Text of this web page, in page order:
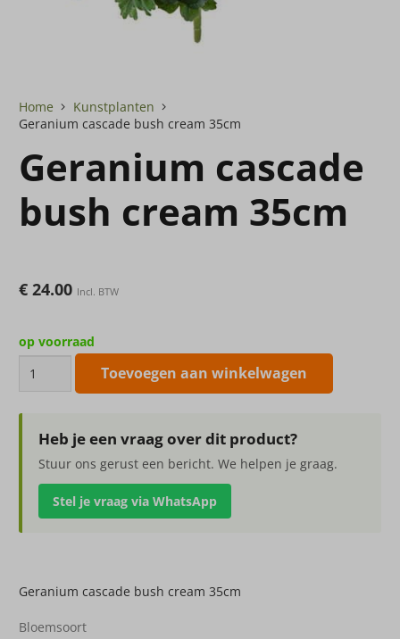
Home
Kunstplanten
Geranium cascade bush cream 35cm
Geranium cascade
bush cream 35cm
€ 24.00 Incl. BTW
op voorraad
bush
cream
35cm
aantal
Toevoegen aan winkelwagen
Heb je een vraag over dit product?
Stuur ons gerust een bericht. We helpen je graag.
Stel je vraag via WhatsApp
Geranium cascade bush cream 35cm
Bloemsoort